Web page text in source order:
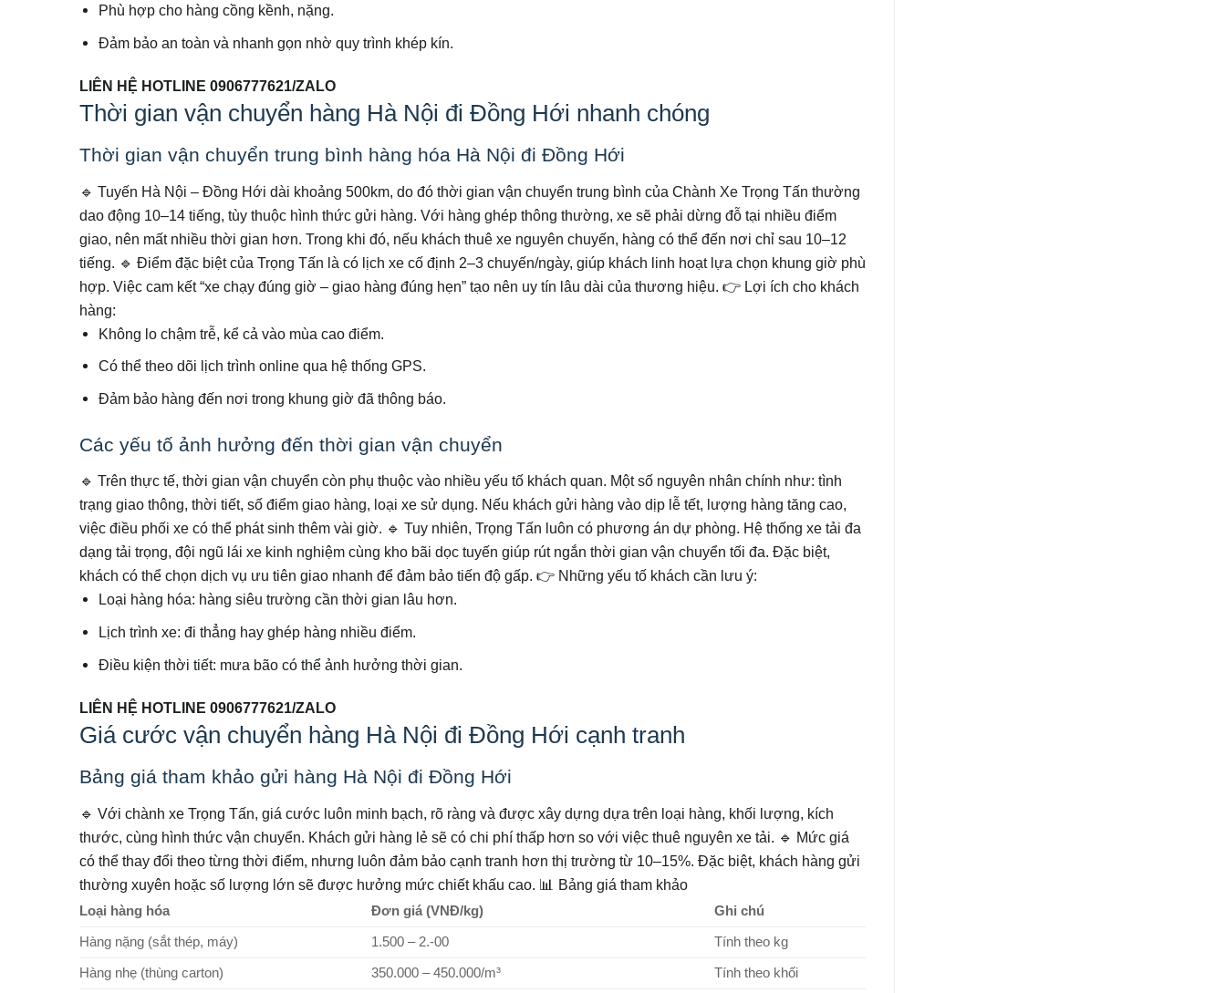
Phù hợp cho hàng cồng kềnh, nặng.
Đảm bảo an toàn và nhanh gọn nhờ quy trình khép kín.
LIÊN HỆ HOTLINE 0906777621/ZALO
Thời gian vận chuyển hàng Hà Nội đi Đồng Hới nhanh chóng
Thời gian vận chuyển trung bình hàng hóa Hà Nội đi Đồng Hới
🔹 Tuyến Hà Nội – Đồng Hới dài khoảng 500km, do đó thời gian vận chuyển trung bình của Chành Xe Trọng Tấn thường
dao động 10–14 tiếng, tùy thuộc hình thức gửi hàng. Với hàng ghép thông thường, xe sẽ phải dừng đỗ tại nhiều điểm
giao, nên mất nhiều thời gian hơn. Trong khi đó, nếu khách thuê xe nguyên chuyến, hàng có thể đến nơi chỉ sau 10–12
tiếng. 🔹 Điểm đặc biệt của Trọng Tấn là có lịch xe cố định 2–3 chuyến/ngày, giúp khách linh hoạt lựa chọn khung giờ phù
hợp. Việc cam kết “xe chạy đúng giờ – giao hàng đúng hẹn” tạo nên uy tín lâu dài của thương hiệu. 👉 Lợi ích cho khách
hàng:
Không lo chậm trễ, kể cả vào mùa cao điểm.
Có thể theo dõi lịch trình online qua hệ thống GPS.
Đảm bảo hàng đến nơi trong khung giờ đã thông báo.
Các yếu tố ảnh hưởng đến thời gian vận chuyển
🔹 Trên thực tế, thời gian vận chuyển còn phụ thuộc vào nhiều yếu tố khách quan. Một số nguyên nhân chính như: tình
trạng giao thông, thời tiết, số điểm giao hàng, loại xe sử dụng. Nếu khách gửi hàng vào dịp lễ tết, lượng hàng tăng cao,
việc điều phối xe có thể phát sinh thêm vài giờ. 🔹 Tuy nhiên, Trọng Tấn luôn có phương án dự phòng. Hệ thống xe tải đa
dạng tải trọng, đội ngũ lái xe kinh nghiệm cùng kho bãi dọc tuyến giúp rút ngắn thời gian vận chuyển tối đa. Đặc biệt,
khách có thể chọn dịch vụ ưu tiên giao nhanh để đảm bảo tiến độ gấp. 👉 Những yếu tố khách cần lưu ý:
Loại hàng hóa: hàng siêu trường cần thời gian lâu hơn.
Lịch trình xe: đi thẳng hay ghép hàng nhiều điểm.
Điều kiện thời tiết: mưa bão có thể ảnh hưởng thời gian.
LIÊN HỆ HOTLINE 0906777621/ZALO
Giá cước vận chuyển hàng Hà Nội đi Đồng Hới cạnh tranh
Bảng giá tham khảo gửi hàng Hà Nội đi Đồng Hới
🔹 Với chành xe Trọng Tấn, giá cước luôn minh bạch, rõ ràng và được xây dựng dựa trên loại hàng, khối lượng, kích
thước, cùng hình thức vận chuyển. Khách gửi hàng lẻ sẽ có chi phí thấp hơn so với việc thuê nguyên xe tải. 🔹 Mức giá
có thể thay đổi theo từng thời điểm, nhưng luôn đảm bảo cạnh tranh hơn thị trường từ 10–15%. Đặc biệt, khách hàng gửi
thường xuyên hoặc số lượng lớn sẽ được hưởng mức chiết khấu cao. 📊 Bảng giá tham khảo
Loại hàng hóa Đơn giá (VNĐ/kg) Ghi chú
Hàng nặng (sắt thép, máy) 1.500 – 2.-00 Tính theo kg
Hàng nhẹ (thùng carton) 350.000 – 450.000/m³ Tính theo khối